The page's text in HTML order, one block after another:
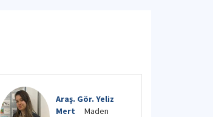
Araş. Gör. Yeliz
Mert
Maden